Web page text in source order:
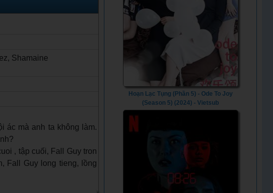
Shamaine
ác mà anh ta không làm.
, tập cuối, Fall Guy tron
Fall Guy long tieng, lồng
Hoạn Lạc Tụng (Phần 5) - Ode To Joy
(Season 5) (2024) - Vietsub